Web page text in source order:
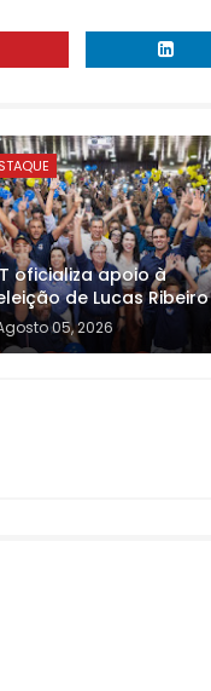
oficializa apoio à
de Lucas Ribeiro
05, 2026